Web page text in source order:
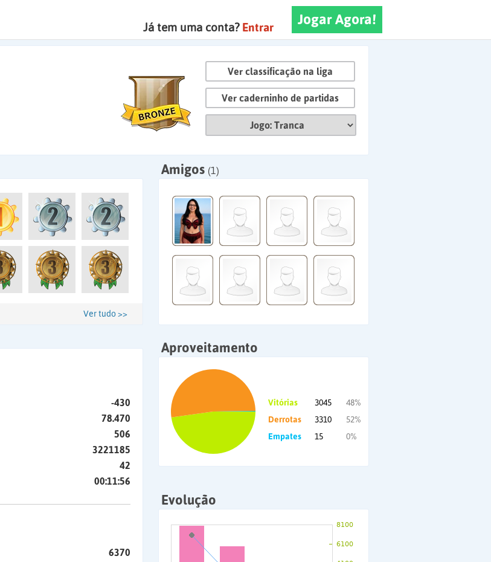
Jogar Agora!
Já tem uma conta? Entrar
Ver classificação na liga
Ver caderninho de partidas
Ver tudo >>
Amigos (1)
-430
78.470
506
3221185
42
00:11:56
6370
Aproveitamento
Vitórias 3045
48%
Derrotas
3310
52%
Empates
15 0%
Evolução